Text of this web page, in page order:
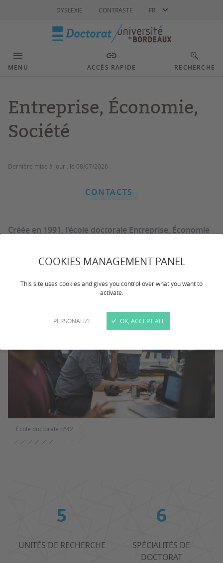
COOKIES MANAGEMENT PANEL
This site uses cookies and gives you control over what you want to
activate.
PERSONALIZE OK, ACCEPT ALL
DYSLEXIE CONTRASTE FR
MENU ACCÈS RAPIDE RECHERCHE
Entreprise, Économie,
Société
Dernière mise à jour : le 08/07/2026
CONTACTS
Créée en 1991, l'école doctorale Entreprise, Économie
sciences de l'économie, de la gestion et de la
École doctorale n°42
5
UNITÉS DE RECHERCHE
6
SPÉCIALITÉS DE
DOCTORAT